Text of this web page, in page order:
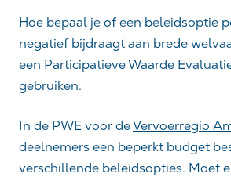
Hoe bepaal je of een beleidsoptie
negatief bijdraagt aan brede
een Participatieve Waarde
gebruiken.
In de PWE voor deVervoerregio
deelnemers een beperkt budget
verschillende beleidsopties. Moet